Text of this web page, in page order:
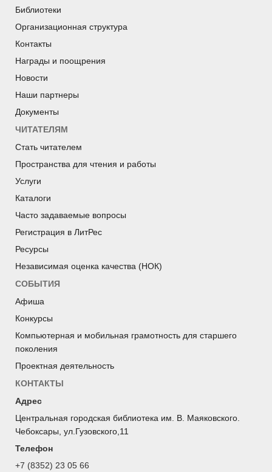
Библиотеки
Организационная структура
Контакты
Награды и поощрения
Новости
Наши партнеры
Документы
ЧИТАТЕЛЯМ
Стать читателем
Пространства для чтения и работы
Услуги
Каталоги
Часто задаваемые вопросы
Регистрация в ЛитРес
Ресурсы
Независимая оценка качества (НОК)
СОБЫТИЯ
Афиша
Конкурсы
Компьютерная и мобильная грамотность для старшего
поколения
Проектная деятельность
КОНТАКТЫ
Адрес
Центральная городская библиотека им. В. Маяковского.
Чебоксары, ул.Гузовского,11
Телефон
+7 (8352) 23 05 66